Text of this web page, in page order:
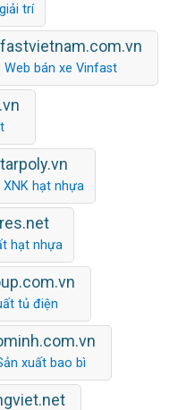
trí
Web bán xe Vinfast
XNK hạt nhựa
hạt nhựa
tủ điện
xuất bao bì